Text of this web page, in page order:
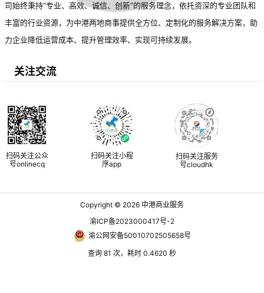
司始终秉持“专业、高效、诚信、创新”的服务理念，依托资深的专业团队和
丰富的行业资源，为中港两地商事提供全方位、定制化的服务解决方案，助
力企业降低运营成本、提升管理效率、实现可持续发展。
关注交流
扫码关注公众
号onlinecq
扫码关注小程
序app
扫码关注服务
号cloudhk
Copyright © 2026 中港商业服务
渝ICP备2023000417号-2
渝公网安备50010702505658号
查询 81 次，耗时 0.4620 秒